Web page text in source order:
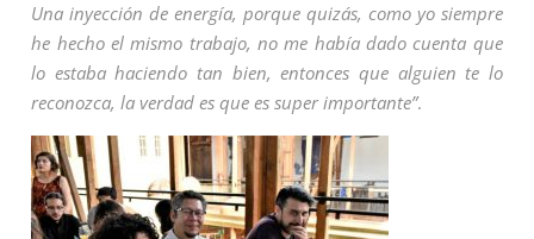
Una inyección de energía, porque quizás, como yo siempre
he hecho el mismo trabajo, no me había dado cuenta que
lo estaba haciendo tan bien, entonces que alguien te lo
reconozca, la verdad es que es super importante”.